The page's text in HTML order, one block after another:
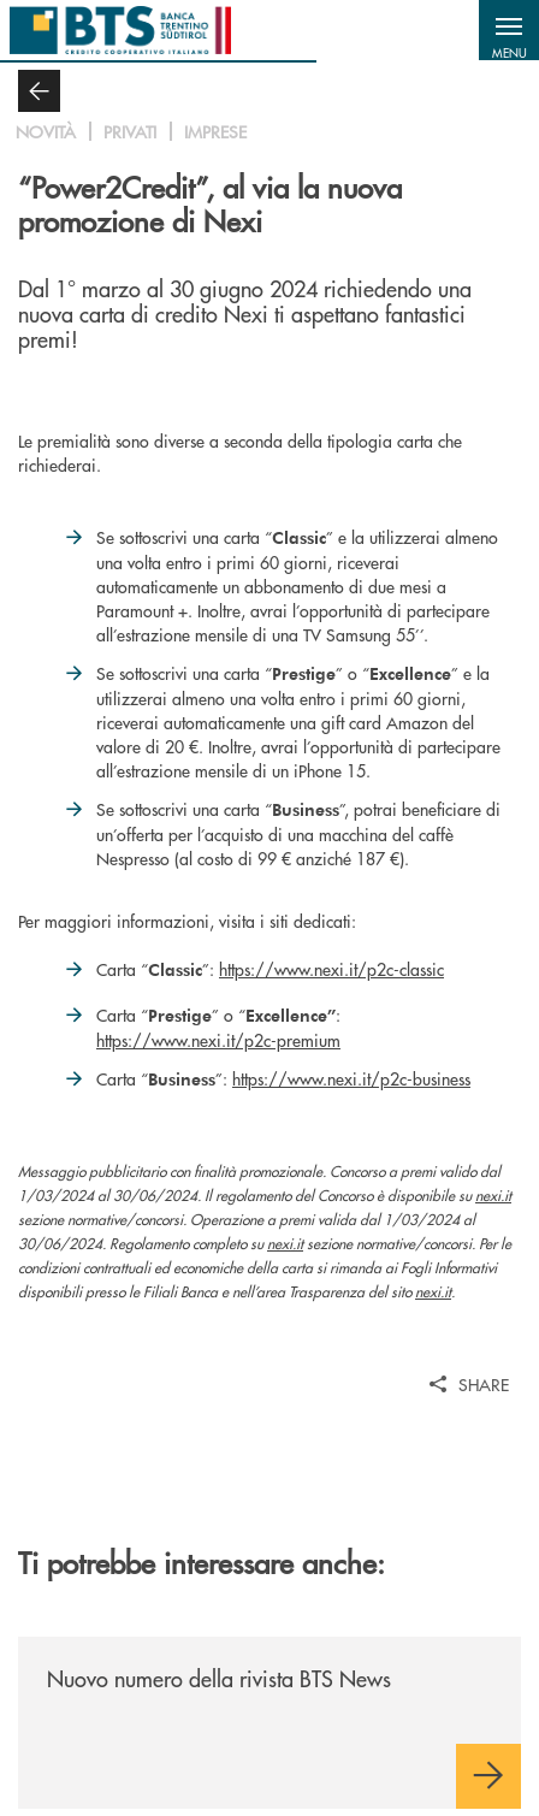
Salta al contenuto principale
MENU
NOVITÀ PRIVATI IMPRESE
“Power2Credit”, al via la nuova
promozione di Nexi
Dal 1° marzo al 30 giugno 2024 richiedendo una
nuova carta di credito Nexi ti aspettano fantastici
premi!
Le premialità sono diverse a seconda della tipologia carta che
richiederai.
Se sottoscrivi una carta “Classic” e la utilizzerai almeno
una volta entro i primi 60 giorni, riceverai
automaticamente un abbonamento di due mesi a
Paramount +. Inoltre, avrai l’opportunità di partecipare
all’estrazione mensile di una TV Samsung 55’’.
Se sottoscrivi una carta “Prestige” o “Excellence” e la
utilizzerai almeno una volta entro i primi 60 giorni,
riceverai automaticamente una gift card Amazon del
valore di 20 €. Inoltre, avrai l’opportunità di partecipare
all’estrazione mensile di un iPhone 15.
Se sottoscrivi una carta “Business”, potrai beneficiare di
un’offerta per l’acquisto di una macchina del caffè
Nespresso (al costo di 99 € anziché 187 €).
Per maggiori informazioni, visita i siti dedicati:
Carta “Classic”: https://www.nexi.it/p2c-classic
Carta “Prestige” o “Excellence”:
https://www.nexi.it/p2c-premium
Carta “Business”: https://www.nexi.it/p2c-business
Messaggio pubblicitario con finalità promozionale. Concorso a premi valido dal
1/03/2024 al 30/06/2024. Il regolamento del Concorso è disponibile sunexi.it
sezione normative/concorsi. Operazione a premi valida dal 1/03/2024 al
30/06/2024. Regolamento completo sunexi.itsezione normative/concorsi. Per le
condizioni contrattuali ed economiche della carta si rimanda ai Fogli Informativi
disponibili presso le Filiali Banca e nell’area Trasparenza del sitonexi.it.
SHARE
Ti potrebbe interessare anche:
Nuovo numero della rivista BTS News